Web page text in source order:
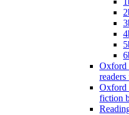
Oxford
Oxford
fiction